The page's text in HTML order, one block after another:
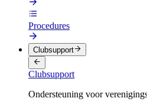
Procedures
Clubsupport
Clubsupport
Ondersteuning voor